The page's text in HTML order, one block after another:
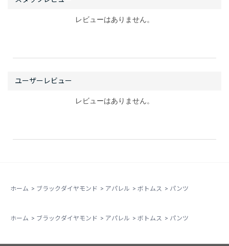
レビューはありません。
レビューはありません。
ホーム > ブラックダイヤモンド > アパレル > ボトムス > パンツ
ホーム > ブラックダイヤモンド > アパレル > ボトムス > パンツ